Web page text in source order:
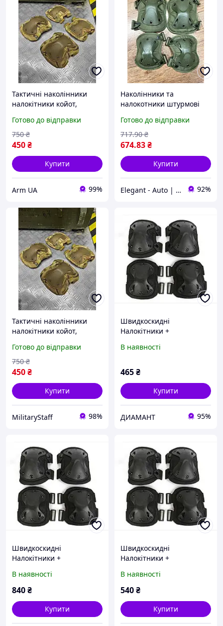
Тактичні наколінники
налокітники койот,
налокітники олива, лікті
коліна мультикам
Готово до відправки
450₴
750 ₴
Купити
Arm UA 99%
Наколінники та
налокотники штурмові
(колір Олива)
Готово до відправки
674.83₴
717.90 ₴
Купити
Elegant - Auto | Автотовари. Аксесуари для авто 92%
Тактичні наколінники
налокітники койот,
налокітники олива, лікті
коліна мультикам
Готово до відправки
450₴
750 ₴
Купити
MilitaryStaff 98%
Швидкоскидні
Налокітники +
В наявності
465₴
Купити
ДИАМАНТ 95%
Швидкоскидні
Налокітники +
В наявності
840₴
Купити
Швидкоскидні
Налокітники +
В наявності
540₴
Купити